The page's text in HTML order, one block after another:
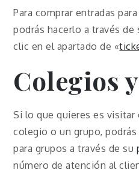
Para comprar entradas
podrás hacerlo a través de
clic en el apartado de «
Colegios
Si lo que quieres es visitar
colegio o un grupo,
para grupos a través de su
número de atención al